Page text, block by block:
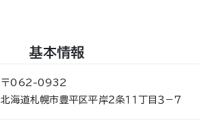
基本情報
〒062-0932
北海道札幌市豊平区平岸２条１１丁目３−７